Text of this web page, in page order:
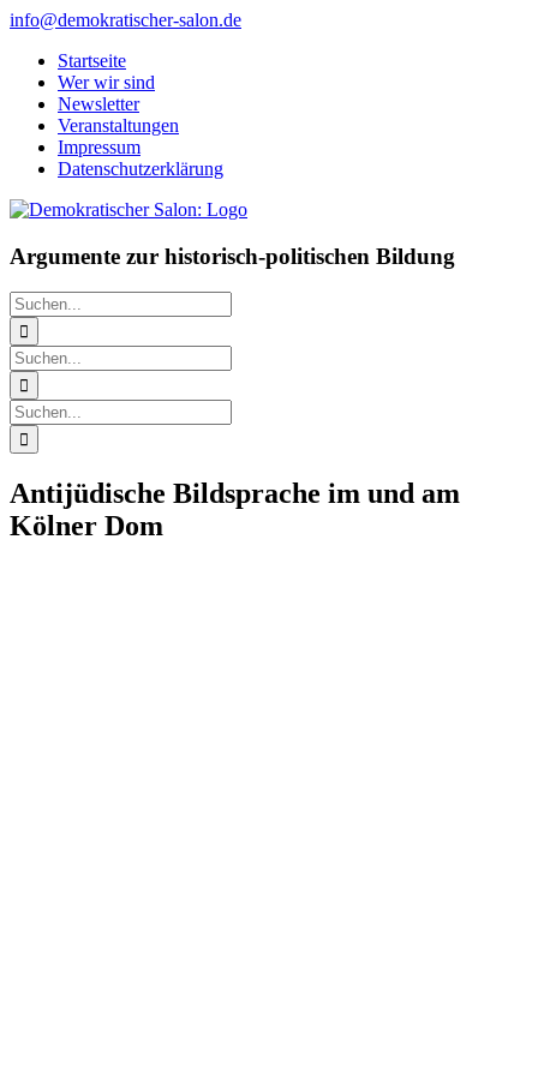
Zum
springen
info@demokratischer-salon.de
Startseite
Wer wir sind
Newsletter
Veranstaltungen
Impressum
Datenschutzerklärung
Argumente zur historisch-politischen Bildung
Suche
nach:
Suche
nach:
Suche
nach:
Antijüdische Bildsprache im und am
Kölner Dom